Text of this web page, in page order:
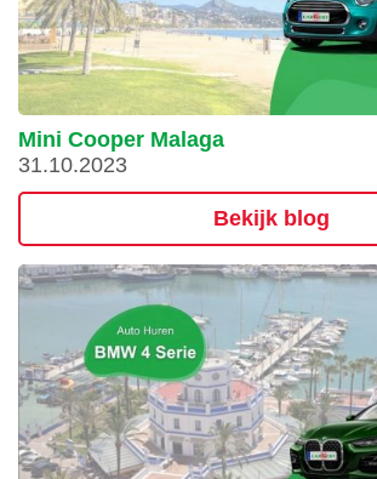
Mini Cooper Malaga
31.10.2023
Bekijk blog